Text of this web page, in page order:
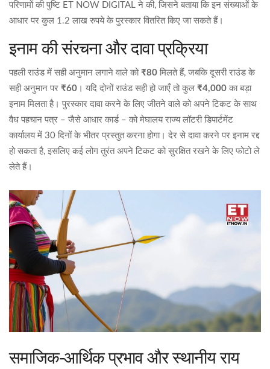
परिणामों की पुष्टि ET NOW DIGITAL ने की, जिसने बताया कि इन संख्याओं के
आधार पर कुल 1.2 लाख रुपये के पुरस्कार वितरित किए जा सकते हैं।
इनाम की संरचना और दावा प्रक्रिया
पहली राउंड में सही अनुमान लगाने वाले को ₹80 मिलते हैं, जबकि दूसरी राउंड के
सही अनुमान पर ₹60 । यदि दोनों राउंड सही हो जाएँ तो कुल ₹4,000 का बड़ा
इनाम मिलता है। पुरस्कार दावा करने के लिए जीतने वाले को अपने टिकट के साथ
वैध पहचान पत्र – जैसे आधार कार्ड – को मेघालय राज्य लॉटरी डिपार्टमेंट
कार्यालयमें 30 दिनों के भीतर प्रस्तुत करना होगा। देर से दावा करने पर इनाम रद्द
हो सकता है, इसलिए कई लोग तुरंत अपने टिकट को सुरक्षित रखने के लिए फोटो ले
लेते हैं।
समाजिक‑आर्थिक प्रभाव और स्थानीय राय